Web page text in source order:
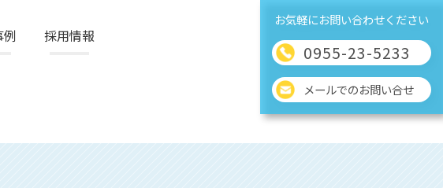
採用情報
お気軽にお問い合わせください
0955-23-5233
メールでのお問い合せ